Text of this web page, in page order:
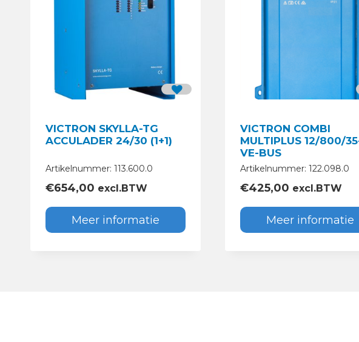
VICTRON SKYLLA-TG
ACCULADER 24/30 (1+1)
Artikelnummer: 113.600.0
€654,00 excl.BTW
Meer informatie
VICTRON COMBI
MULTIPLUS 12/800/
VE-BUS
Artikelnummer: 122.098.0
€425,00 excl.BTW
Meer informatie